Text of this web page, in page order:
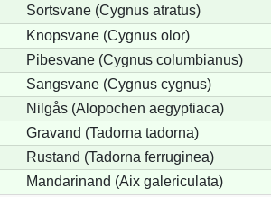
Sortsvane (Cygnus atratus)
Knopsvane (Cygnus olor)
Pibesvane (Cygnus columbianus)
Sangsvane (Cygnus cygnus)
Nilgås (Alopochen aegyptiaca)
Gravand (Tadorna tadorna)
Rustand (Tadorna ferruginea)
Mandarinand (Aix galericulata)